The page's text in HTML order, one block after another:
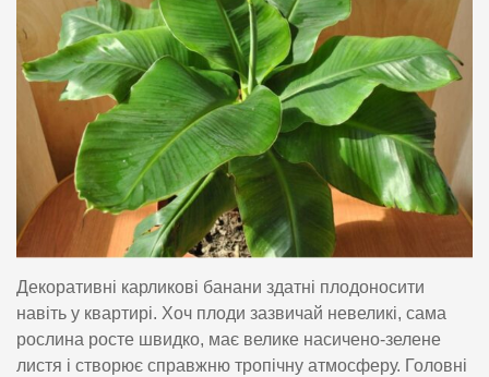
Декоративні карликові банани здатні плодоносити
навіть у квартирі. Хоч плоди зазвичай невеликі, сама
рослина росте швидко, має велике насичено-зелене
листя і створює справжню тропічну атмосферу. Головні